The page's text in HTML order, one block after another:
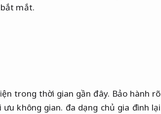
bắt mắt.
trong thời gian gần đây. Bảo hành rõ
ưu không gian. đa dạng chủ gia đình lại